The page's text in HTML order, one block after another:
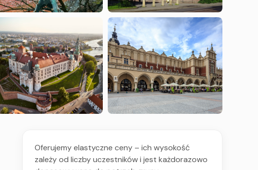
Oferujemy elastyczne ceny – ich wysokość
zależy od liczby uczestników i jest każdorazowo